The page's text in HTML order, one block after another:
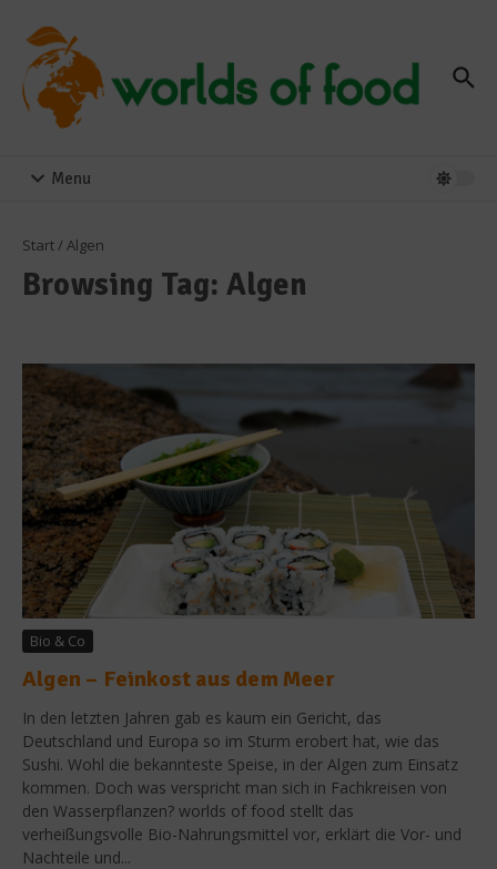
Menu
Start/ Algen
Browsing Tag: Algen
Bio & Co
Algen – Feinkost aus dem Meer
In den letzten Jahren gab es kaum ein Gericht, das
Deutschland und Europa so im Sturm erobert hat, wie das
Sushi. Wohl die bekannteste Speise, in der Algen zum Einsatz
kommen. Doch was verspricht man sich in Fachkreisen von
den Wasserpflanzen? worlds of food stellt das
verheißungsvolle Bio-Nahrungsmittel vor, erklärt die Vor- und
Nachteile und...